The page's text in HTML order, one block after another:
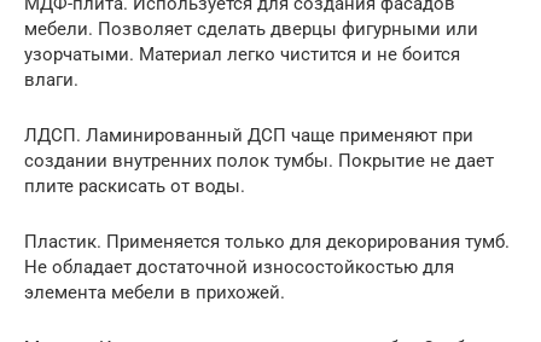
мебели. Позволяет сделать дверцы фигурными или
узорчатыми. Материал легко чистится и не боится
влаги.
ЛДСП. Ламинированный ДСП чаще применяют при
создании внутренних полок тумбы. Покрытие не дает
плите раскисать от воды.
Пластик. Применяется только для декорирования тумб.
Не обладает достаточной износостойкостью для
элемента мебели в прихожей.